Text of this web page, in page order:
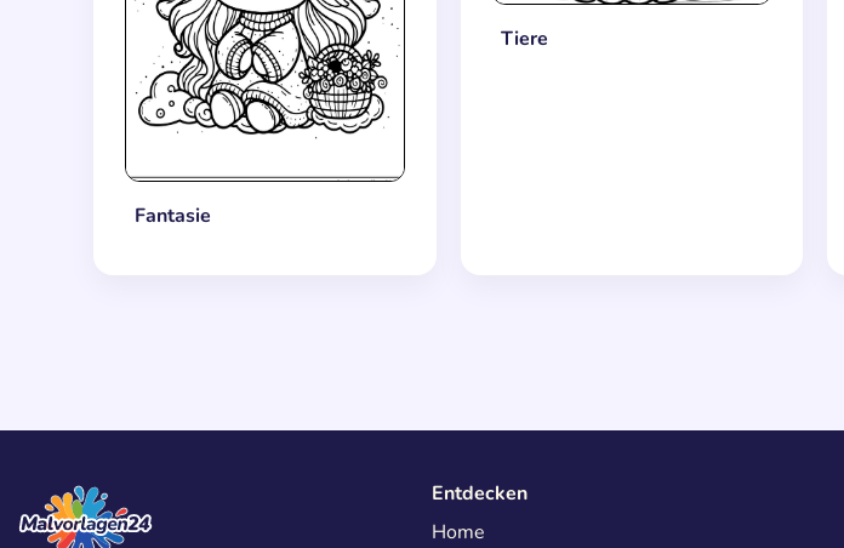
Fantasie
Tiere
Entdecken
Home